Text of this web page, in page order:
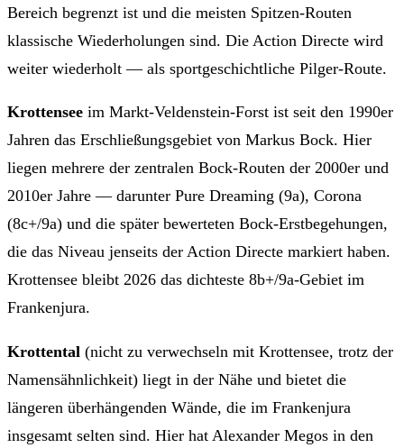
Bereich begrenzt ist und die meisten Spitzen-Routen
klassische Wiederholungen sind. Die Action Directe wird
weiter wiederholt — als sportgeschichtliche Pilger-Route.
Krottensee im Markt-Veldenstein-Forst ist seit den 1990er
Jahren das Erschließungsgebiet von Markus Bock. Hier
liegen mehrere der zentralen Bock-Routen der 2000er und
2010er Jahre — darunter Pure Dreaming (9a), Corona
(8c+/9a) und die später bewerteten Bock-Erstbegehungen,
die das Niveau jenseits der Action Directe markiert haben.
Krottensee bleibt 2026 das dichteste 8b+/9a-Gebiet im
Frankenjura.
Krottental (nicht zu verwechseln mit Krottensee, trotz der
Namensähnlichkeit) liegt in der Nähe und bietet die
längeren überhängenden Wände, die im Frankenjura
insgesamt selten sind. Hier hat Alexander Megos in den